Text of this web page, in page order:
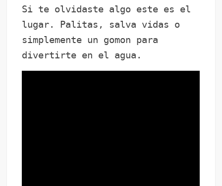
Si te olvidaste algo este es el
lugar. Palitas, salva vidas o
simplemente un gomon para
divertirte en el agua.